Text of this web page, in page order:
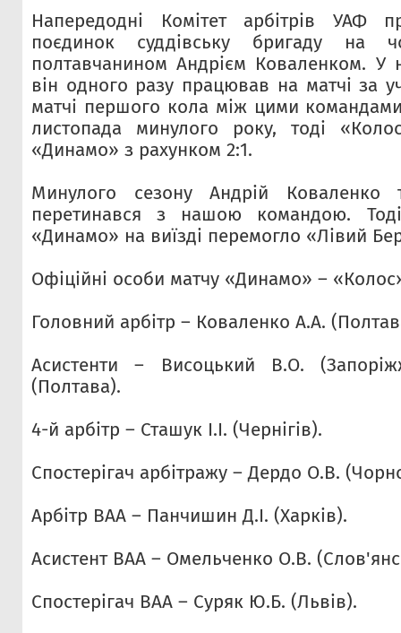
Напередодні Комітет арбітрів УАФ
поєдинок суддівську бригаду на
полтавчанином Андрієм Коваленком. У
він одного разу працював на матчі за
матчі першого кола між цими
листопада минулого року, тоді
«Динамо» з рахунком 2:1.
Минулого сезону Андрій Коваленко
перетинався з нашою командою.
«Динамо» на виїзді перемогло «Лівий
Офіційні особи матчу «Динамо» –
Головний арбітр – Коваленко А.А.
Асистенти – Висоцький В.О.
(Полтава).
4-й арбітр – Сташук І.І. (Чернігів).
Спостерігач арбітражу – Дердо О.В.
Арбітр ВАА – Панчишин Д.І. (Харків).
Асистент ВАА – Омельченко О.В.
Спостерігач ВАА – Cуряк Ю.Б. (Львів).